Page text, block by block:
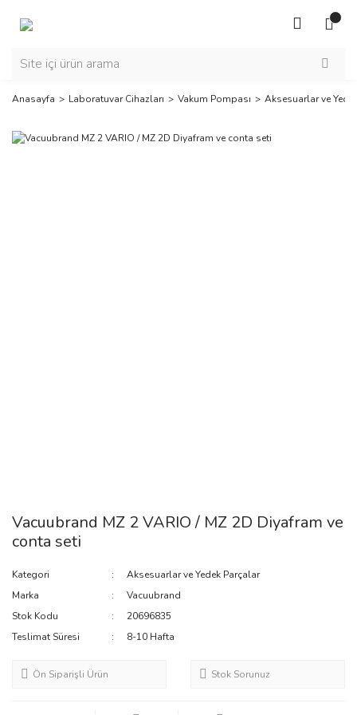
Anasayfa Laboratuvar Cihazları Vakum Pompası Aksesuarlar ve
Vacuubrand MZ 2 VARIO / MZ 2D Diyafram ve
conta seti
Kategori
Aksesuarlar ve Yedek Parçalar
Marka
Vacuubrand
Stok Kodu
20696835
Teslimat Süresi
8-10 Hafta
Ön Siparişli Ürün Stok Sorunuz